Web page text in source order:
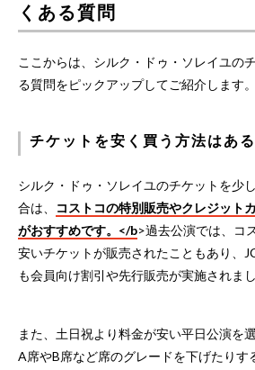
くある質問
ここからは、シルク・ドゥ・ソレイユの
る質問をピックアップしてご紹介します。
チケットを安く買う方法はある
シルク・ドゥ・ソレイユのチケットを少
合は、
コストコの特別販売やクレジット
がおすすめです。</b>過去公演では、コ
安いチケットが販売されたこともあり、
も会員向け割引や先行販売が実施されまし
また、土日祝より料金が安い平日公演を
A席やB席など席のグレードを下げたりす